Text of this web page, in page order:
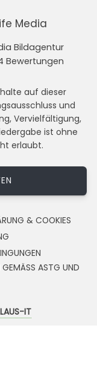
Media
Bildagentur
Bewertungen
auf dieser
und
Vervielfältigung,
ist ohne
erlaubt.
& COOKIES
GEMÄSS ASTG UND
IT